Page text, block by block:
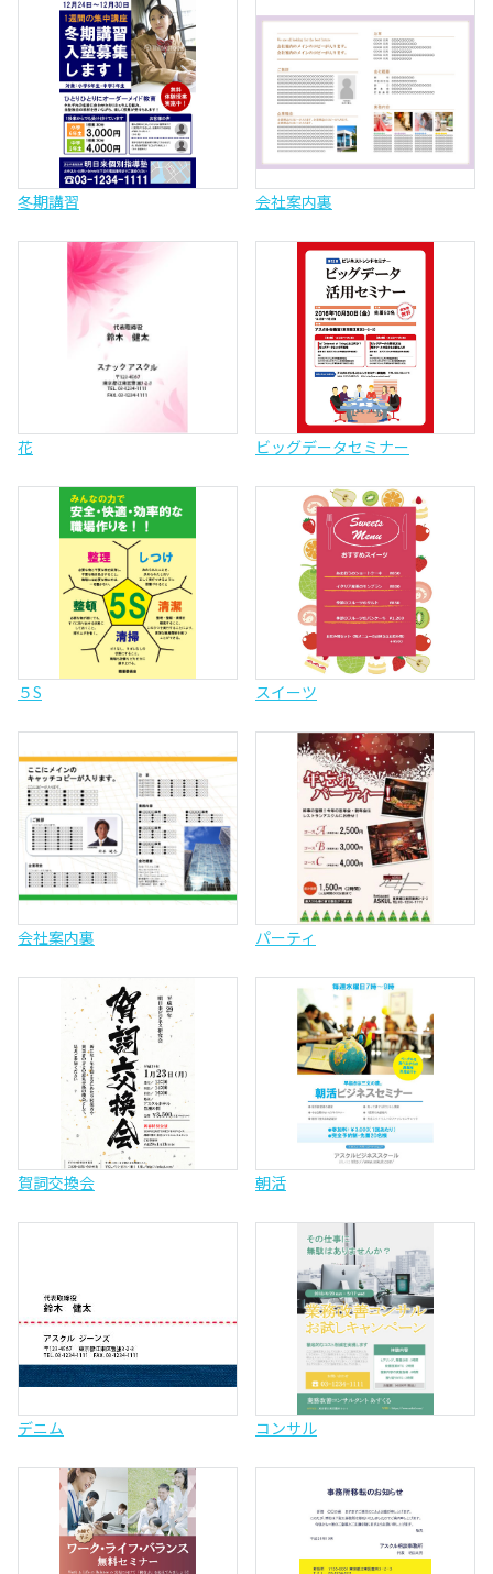
冬期講習 会社案内裏
花 ビッグデータセミナー
５S スイーツ
会社案内裏 パーティ
賀詞交換会 朝活
デニム コンサル